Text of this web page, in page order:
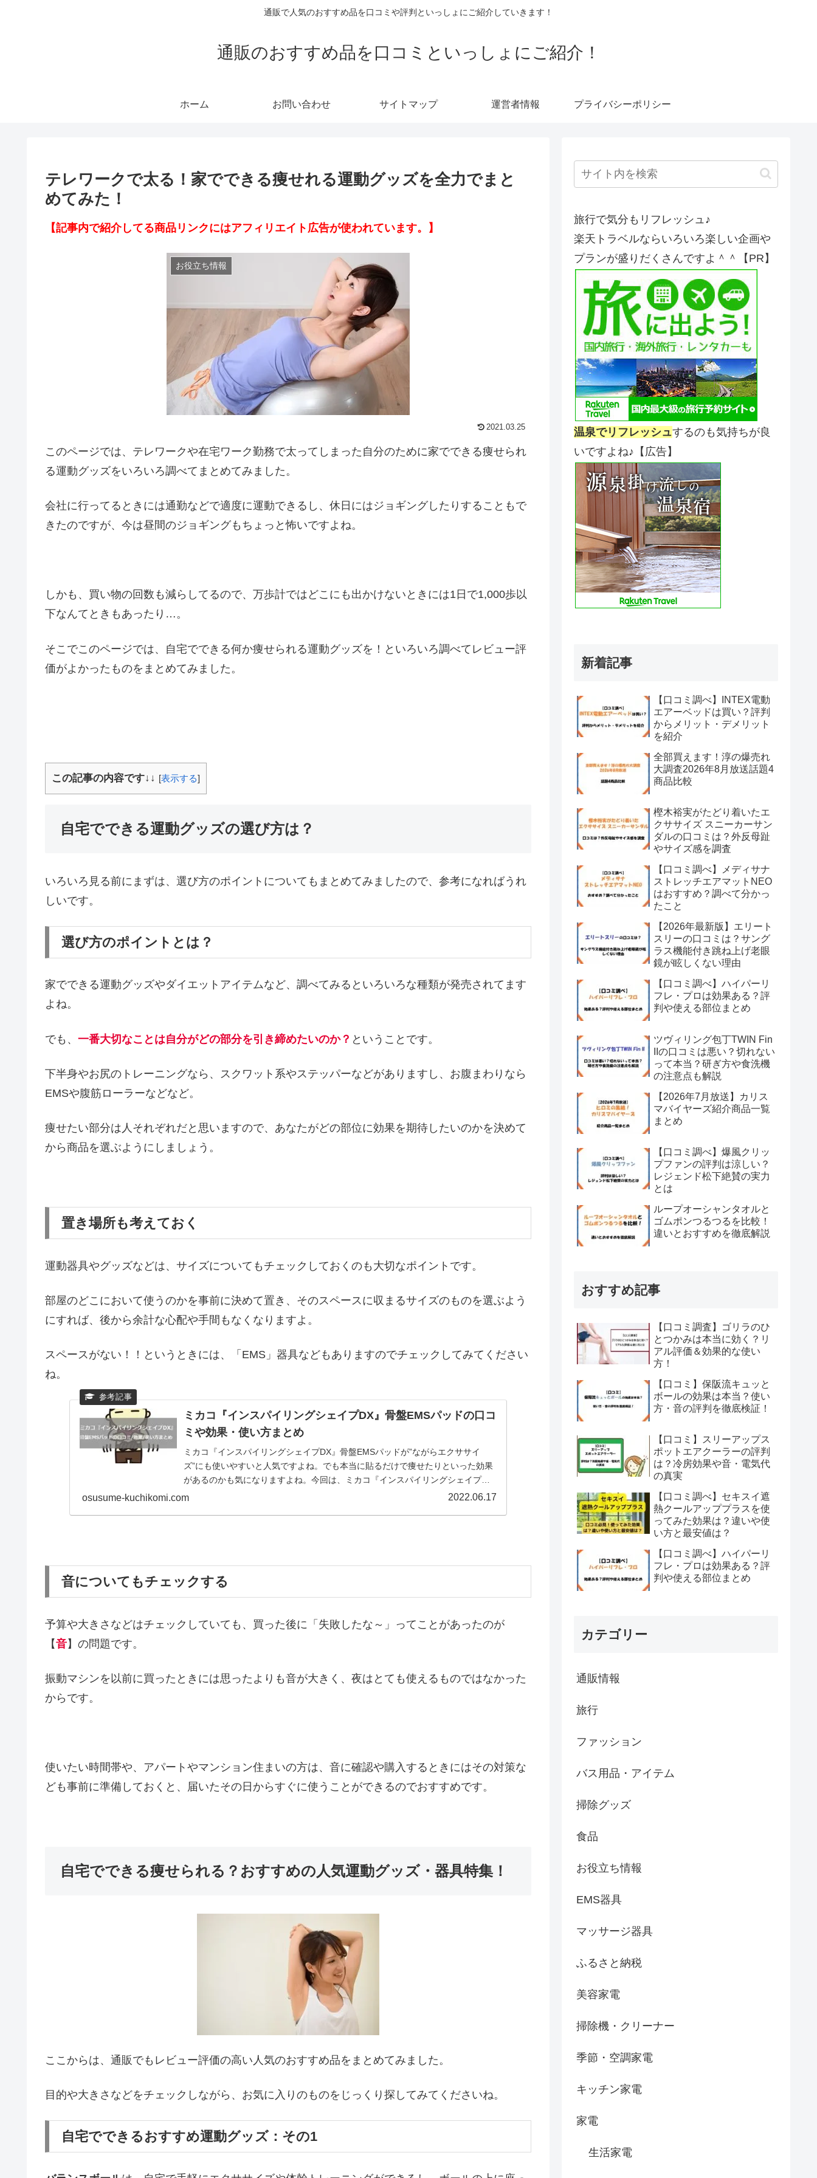
通販で人気のおすすめ品を口コミや評判といっしょにご紹介していきます！
通販のおすすめ品を口コミといっしょにご紹介！
ホーム お問い合わせ サイトマップ 運営者情報 プライバシーポリシー
テレワークで太る！家でできる痩せれる運動グッズを全力でまと
めてみた！
【記事内で紹介してる商品リンクにはアフィリエイト広告が使われています。】
お役立ち情報
2021.03.25
このページでは、テレワークや在宅ワーク勤務で太ってしまった自分のために家でできる痩せられ
る運動グッズをいろいろ調べてまとめてみました。
会社に行ってるときには通勤などで適度に運動できるし、休日にはジョギングしたりすることもで
きたのですが、今は昼間のジョギングもちょっと怖いですよね。
しかも、買い物の回数も減らしてるので、万歩計ではどこにも出かけないときには1日で1,000歩以
下なんてときもあったり…。
そこでこのページでは、自宅でできる何か痩せられる運動グッズを！といろいろ調べてレビュー評
価がよかったものをまとめてみました。
この記事の内容です↓↓ [表示する]
自宅でできる運動グッズの選び方は？
いろいろ見る前にまずは、選び方のポイントについてもまとめてみましたので、参考になればうれ
しいです。
選び方のポイントとは？
家でできる運動グッズやダイエットアイテムなど、調べてみるといろいろな種類が発売されてます
よね。
でも、 一番大切なことは自分がどの部分を引き締めたいのか？ ということです。
下半身やお尻のトレーニングなら、スクワット系やステッパーなどがありますし、お腹まわりなら
EMSや腹筋ローラーなどなど。
痩せたい部分は人それぞれだと思いますので、あなたがどの部位に効果を期待したいのかを決めて
から商品を選ぶようにしましょう。
置き場所も考えておく
運動器具やグッズなどは、サイズについてもチェックしておくのも大切なポイントです。
部屋のどこにおいて使うのかを事前に決めて置き、そのスペースに収まるサイズのものを選ぶよう
にすれば、後から余計な心配や手間もなくなりますよ。
スペースがない！！というときには、「EMS」器具などもありますのでチェックしてみてください
ね。
ミカコ『インスパイリングシェイプDX』骨盤EMSパッドの口コ
ミや効果・使い方まとめ
ミカコ『インスパイリングシェイプDX』骨盤EMSパッドが”ながらエクササイ
ズ”にも使いやすいと人気ですよね。でも本当に貼るだけで痩せたりといった効果
があるのかも気になりますよね。今回は、ミカコ『インスパイリングシェイプ
DX』の口コミ評判から分かった効果と使い方や特徴についてまとめてみたので買
osusume-kuchikomi.com 2022.06.17
音についてもチェックする
予算や大きさなどはチェックしていても、買った後に「失敗したな～」ってことがあったのが
【音】の問題です。
振動マシンを以前に買ったときには思ったよりも音が大きく、夜はとても使えるものではなかった
からです。
使いたい時間帯や、アパートやマンション住まいの方は、音に確認や購入するときにはその対策な
ども事前に準備しておくと、届いたその日からすぐに使うことができるのでおすすめです。
自宅でできる痩せられる？おすすめの人気運動グッズ・器具特集！
ここからは、通販でもレビュー評価の高い人気のおすすめ品をまとめてみました。
目的や大きさなどをチェックしながら、お気に入りのものをじっくり探してみてくださいね。
自宅でできるおすすめ運動グッズ：その1
旅行で気分もリフレッシュ♪
楽天トラベルならいろいろ楽しい企画や
プランが盛りだくさんですよ＾＾【PR】
温泉でリフレッシュするのも気持ちが良
いですよね♪【広告】
新着記事
【口コミ調べ】INTEX電動
エアーベッドは買い？評判
からメリット・デメリット
を紹介
全部買えます！淳の爆売れ
大調査2026年8月放送話題4
商品比較
樫木裕実がたどり着いたエ
クササイズ スニーカーサン
ダルの口コミは？外反母趾
やサイズ感を調査
【口コミ調べ】メディサナ
ストレッチエアマットNEO
はおすすめ？調べて分かっ
たこと
【2026年最新版】エリート
スリーの口コミは？サング
ラス機能付き跳ね上げ老眼
鏡が眩しくない理由
【口コミ調べ】ハイパーリ
フレ・プロは効果ある？評
判や使える部位まとめ
ツヴィリング包丁TWIN Fin
IIの口コミは悪い？切れない
って本当？研ぎ方や食洗機
の注意点も解説
【2026年7月放送】カリス
マバイヤーズ紹介商品一覧
まとめ
【口コミ調べ】爆風クリッ
プファンの評判は涼しい？
レジェンド松下絶賛の実力
とは
ループオーシャンタオルと
ゴムポンつるつるを比較！
違いとおすすめを徹底解説
おすすめ記事
【口コミ調査】ゴリラのひ
とつかみは本当に効く？リ
アル評価＆効果的な使い
方！
【口コミ】保阪流キュッと
ボールの効果は本当？使い
方・音の評判を徹底検証！
【口コミ】スリーアップス
ポットエアクーラーの評判
は？冷房効果や音・電気代
の真実
【口コミ調べ】セキスイ遮
熱クールアッププラスを使
ってみた効果は？違いや使
い方と最安値は？
【口コミ調べ】ハイパーリ
フレ・プロは効果ある？評
判や使える部位まとめ
カテゴリー
通販情報
旅行
ファッション
バス用品・アイテム
掃除グッズ
食品
お役立ち情報
EMS器具
マッサージ器具
ふるさと納税
美容家電
掃除機・クリーナー
季節・空調家電
キッチン家電
家電
生活家電